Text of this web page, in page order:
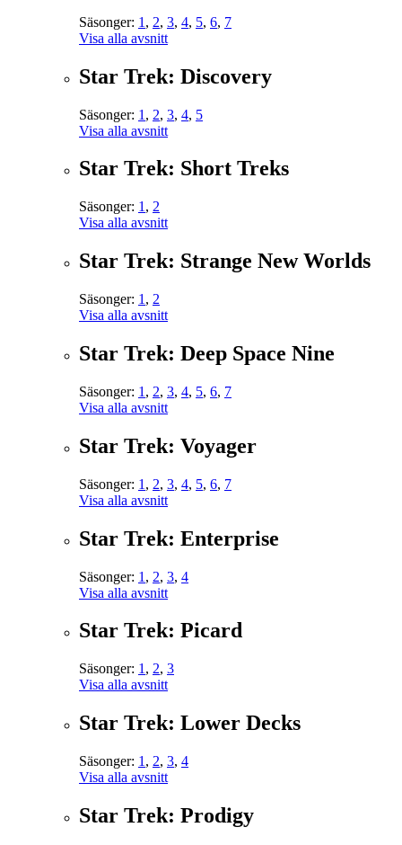
Säsonger: 1 , 2, 3, 4, 5, 6, 7
Visa alla avsnitt
Star Trek: Discovery
Säsonger: 1 , 2, 3, 4, 5
Visa alla avsnitt
Star Trek: Short Treks
Säsonger: 1 , 2
Visa alla avsnitt
Star Trek: Strange New Worlds
Säsonger: 1 , 2
Visa alla avsnitt
Star Trek: Deep Space Nine
Säsonger: 1 , 2, 3, 4, 5, 6, 7
Visa alla avsnitt
Star Trek: Voyager
Säsonger: 1 , 2, 3, 4, 5, 6, 7
Visa alla avsnitt
Star Trek: Enterprise
Säsonger: 1 , 2, 3, 4
Visa alla avsnitt
Star Trek: Picard
Säsonger: 1 , 2, 3
Visa alla avsnitt
Star Trek: Lower Decks
Säsonger: 1 , 2, 3, 4
Visa alla avsnitt
Star Trek: Prodigy